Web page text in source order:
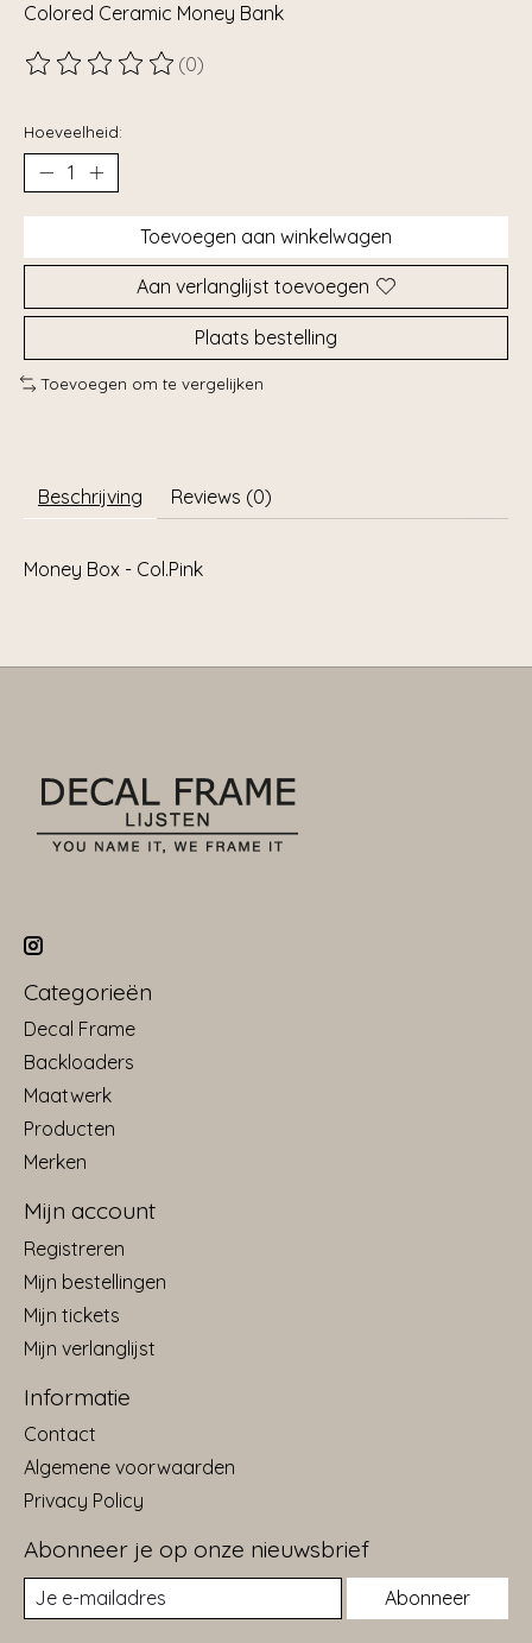
Colored Ceramic Money Bank
De beoordeling van dit product is
(0)
Hoeveelheid:
Toevoegen aan winkelwagen
Aan verlanglijst toevoegen
Plaats bestelling
Toevoegen om te vergelijken
Beschrijving Reviews (0)
Money Box - Col.Pink
Categorieën
Decal Frame
Backloaders
Maatwerk
Producten
Merken
Mijn account
Registreren
Mijn bestellingen
Mijn tickets
Mijn verlanglijst
Informatie
Contact
Algemene voorwaarden
Privacy Policy
Abonneer je op onze nieuwsbrief
Abonneer